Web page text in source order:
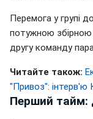
Перемога у групі
потужною збірною
другу команду
Читайте також:
"Привоз": інтерв'ю
Перший тайм: